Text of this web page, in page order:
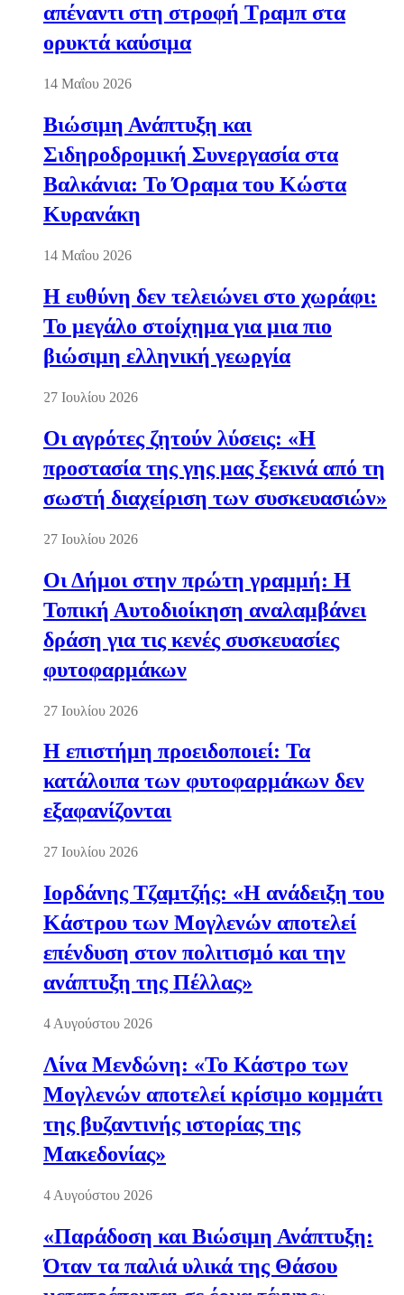
απέναντι στη στροφή Τραμπ στα
ορυκτά καύσιμα
14 Μαΐου 2026
Βιώσιμη Ανάπτυξη και
Σιδηροδρομική Συνεργασία στα
Βαλκάνια: Το Όραμα του Κώστα
Κυρανάκη
14 Μαΐου 2026
Η ευθύνη δεν τελειώνει στο χωράφι:
Το μεγάλο στοίχημα για μια πιο
βιώσιμη ελληνική γεωργία
27 Ιουλίου 2026
Οι αγρότες ζητούν λύσεις: «Η
προστασία της γης μας ξεκινά από τη
σωστή διαχείριση των συσκευασιών»
27 Ιουλίου 2026
Οι Δήμοι στην πρώτη γραμμή: Η
Τοπική Αυτοδιοίκηση αναλαμβάνει
δράση για τις κενές συσκευασίες
φυτοφαρμάκων
27 Ιουλίου 2026
Η επιστήμη προειδοποιεί: Τα
κατάλοιπα των φυτοφαρμάκων δεν
εξαφανίζονται
27 Ιουλίου 2026
Ιορδάνης Τζαμτζής: «Η ανάδειξη του
Κάστρου των Μογλενών αποτελεί
επένδυση στον πολιτισμό και την
ανάπτυξη της Πέλλας»
4 Αυγούστου 2026
Λίνα Μενδώνη: «Το Κάστρο των
Μογλενών αποτελεί κρίσιμο κομμάτι
της βυζαντινής ιστορίας της
Μακεδονίας»
4 Αυγούστου 2026
«Παράδοση και Βιώσιμη Ανάπτυξη:
Όταν τα παλιά υλικά της Θάσου